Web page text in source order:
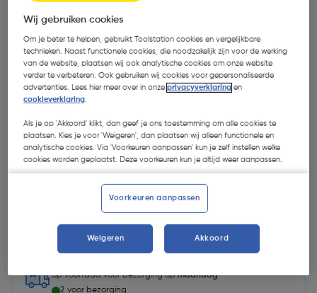
€ 30,76| Excl. btw € 25,42
Selecteer winkel - Bekijk voorraadniveaus en haal binnen 10
Selecteer vestiging
op voorraadvoor bezorging opmaandag
2 voor bezorging
Wij gebruiken cookies
Om je beter te helpen, gebruikt Toolstation cookies en vergelijkbare
technieken. Naast functionele cookies, die noodzakelijk zijn voor de werking
van de website, plaatsen wij ook analytische cookies om onze website
verder te verbeteren. Ook gebruiken wij cookies voor gepersonaliseerde
advertenties. Lees hier meer over in onzeprivacyverklaring en
cookieverklaring.
Als je op 'Akkoord' klikt, dan geef je ons toestemming om alle cookies te
plaatsen. Kies je voor 'Weigeren', dan plaatsen wij alleen functionele en
analytische cookies. Via 'Voorkeuren aanpassen' kun je zelf instellen welke
cookies worden geplaatst. Deze voorkeuren kun je altijd weer aanpassen.
Voorkeuren aanpassen
Weigeren Akkoord